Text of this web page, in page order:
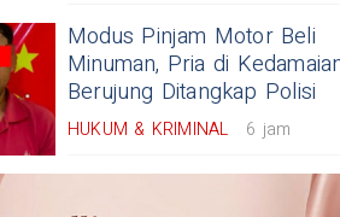
Modus Pinjam Motor Beli
Minuman, Pria di
Berujung Ditangkap Polisi
HUKUM & KRIMINAL 6 jam